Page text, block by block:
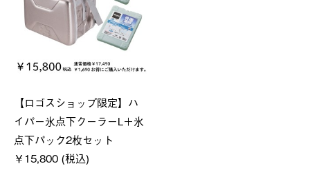
【ロゴスショップ限定】ハ
イパー氷点下クーラーL＋氷
点下パック2枚セット
￥15,800 (税込)